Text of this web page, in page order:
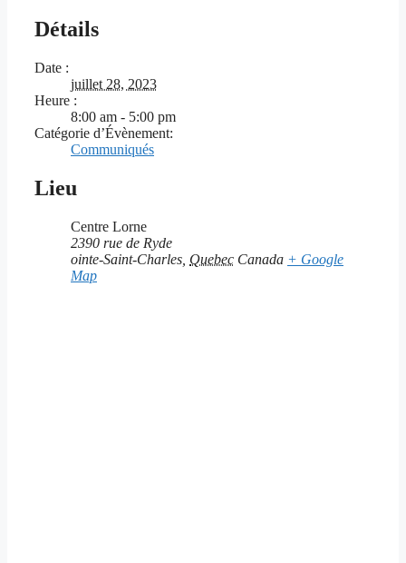
Détails
Date :
juillet 28, 2023
Heure :
8:00 am - 5:00 pm
Catégorie d’Évènement:
Communiqués
Lieu
Centre Lorne
2390 rue de Ryde
ointe-Saint-Charles Quebec Canada + Google
Map